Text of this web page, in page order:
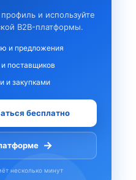
и используйте
B2B-платформы.
и предложения
поставщиков
и закупками
бесплатно
→
несколько минут